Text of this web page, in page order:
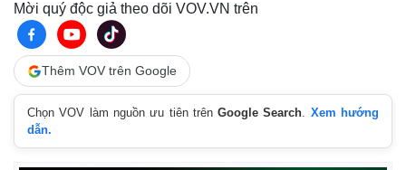
Mời quý độc giả theo dõi VOV.VN trên
Thêm VOV trên Google
Chọn VOV làm nguồn ưu tiên trênGoogle Search. Xem hướng
dẫn.